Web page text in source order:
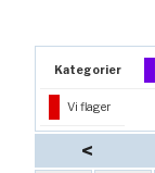
Kategorier
Vi flager
<